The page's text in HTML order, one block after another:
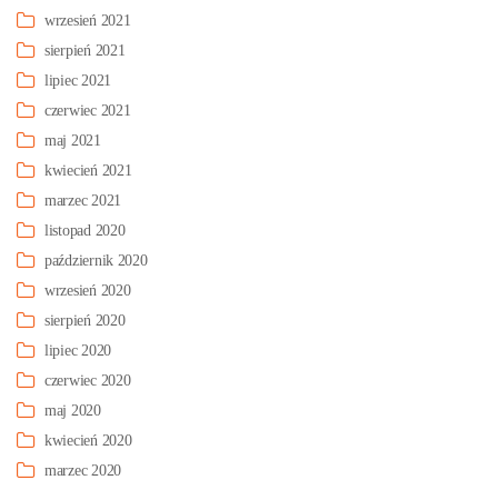
wrzesień 2021
sierpień 2021
lipiec 2021
czerwiec 2021
maj 2021
kwiecień 2021
marzec 2021
listopad 2020
październik 2020
wrzesień 2020
sierpień 2020
lipiec 2020
czerwiec 2020
maj 2020
kwiecień 2020
marzec 2020